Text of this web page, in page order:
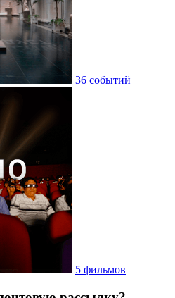
36 событий
5 фильмов